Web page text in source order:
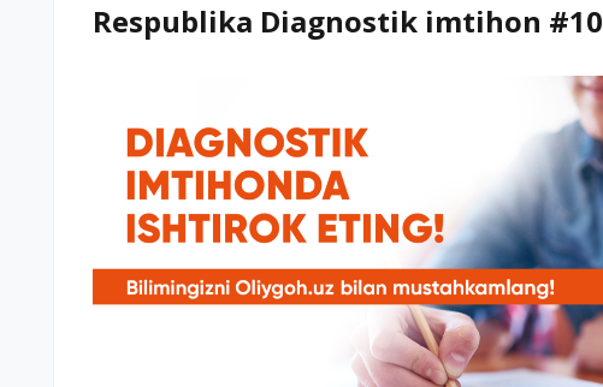
Respublika Diagnostik imtihon #10